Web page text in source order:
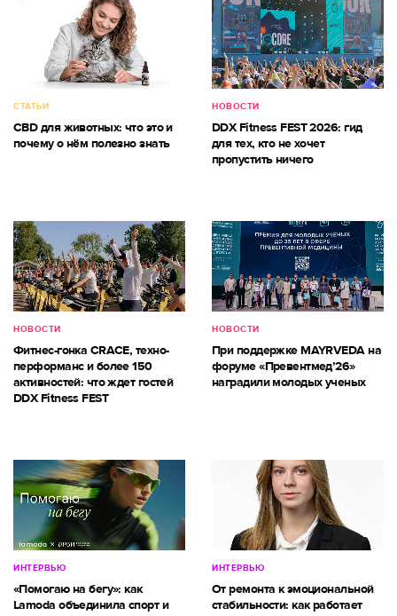
СТАТЬИ
CBD для животных: что это и
почему о нём полезно знать
НОВОСТИ
DDX Fitness FEST 2026: гид
для тех, кто не хочет
пропустить ничего
НОВОСТИ
Фитнес-гонка CRACE, техно-
перформанс и более 150
активностей: что ждет гостей
DDX Fitness FEST
НОВОСТИ
При поддержке MAYRVEDA на
форуме «Превентмед’26»
наградили молодых ученых
ИНТЕРВЬЮ
«Помогаю на бегу»: как
Lamoda объединила спорт и
ИНТЕРВЬЮ
От ремонта к эмоциональной
стабильности: как работает